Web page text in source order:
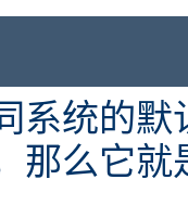
系统的默
那么它就